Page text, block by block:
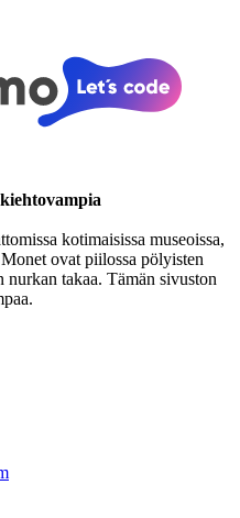
kotimaisissa museoissa,
ovat piilossa pölyisten
nurkan takaa. Tämän sivuston